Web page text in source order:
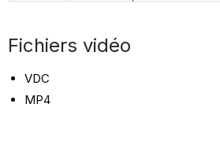
Fichiers vidéo
VDC
MP4